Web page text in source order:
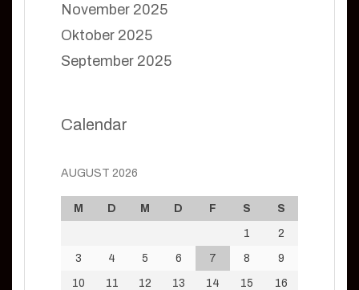
November 2025
Oktober 2025
September 2025
Calendar
AUGUST 2026
M D M D F S S
1 2
3 4 5 6 7 8 9
10 11 12 13 14 15 16